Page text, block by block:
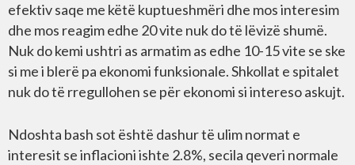
efektiv saqe me këtë kuptueshmëri dhe mos interesim
dhe mos reagim edhe 20 vite nuk do të lëvizë shumë.
Nuk do kemi ushtri as armatim as edhe 10-15 vite se ske
si me i blerë pa ekonomi funksionale. Shkollat e spitalet
nuk do të rregullohen se për ekonomi si intereso askujt.
Ndoshta bash sot është dashur të ulim normat e
interesit se inflacioni ishte 2.8%, secila qeveri normale